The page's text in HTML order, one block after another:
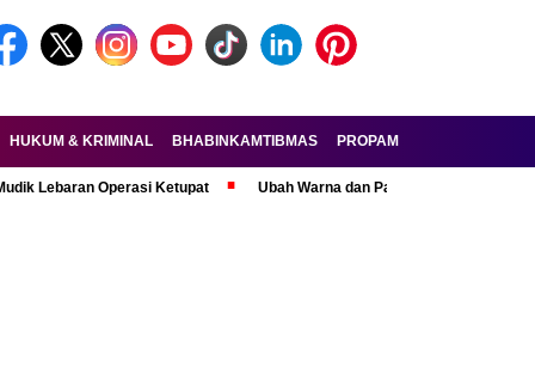
HUKUM & KRIMINAL BHABINKAMTIBMAS PROPAM
Operasi Ketupat Ubah Warna dan Pasang Pelat Palsu, Pelaku